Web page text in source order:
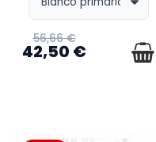
56,66 €
42,50 €